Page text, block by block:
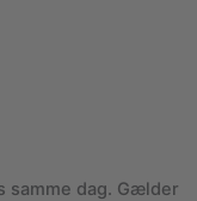
samme dag. Gælder